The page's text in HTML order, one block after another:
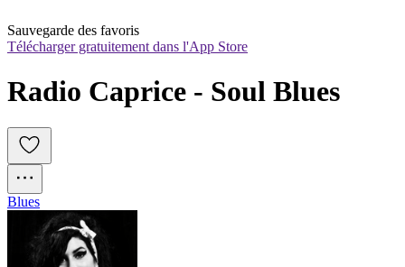
Sauvegarde des favoris
Télécharger gratuitement dans l'App Store
Radio Caprice - Soul Blues
Blues